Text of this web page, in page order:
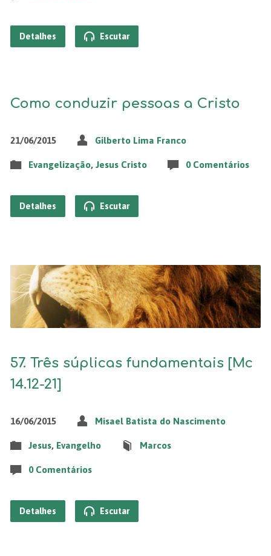
Detalhes Escutar
Como conduzir pessoas a Cristo
21/06/2015 Gilberto Lima Franco
Evangelização, Jesus Cristo 0 Comentários
Detalhes Escutar
57. Três súplicas fundamentais [Mc
14.12-21]
16/06/2015 Misael Batista do Nascimento
Jesus, Evangelho Marcos
0 Comentários
Detalhes Escutar